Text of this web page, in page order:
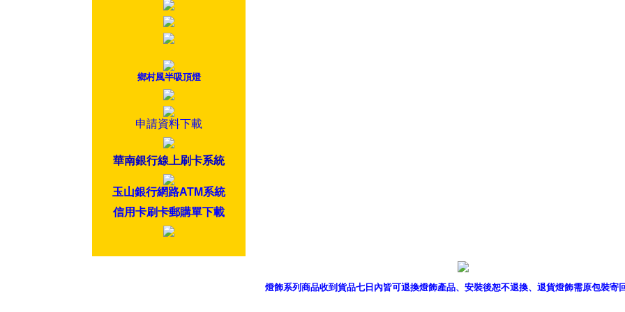
鄉村風半吸頂燈
申請資料下載
華南銀行線上刷卡系統
玉山銀行網路ATM系統
信用卡刷卡郵購單下載
燈飾系列商品收到貨品七日內皆可退換燈飾產品、安裝後恕不退換、退貨燈飾需原包裝寄